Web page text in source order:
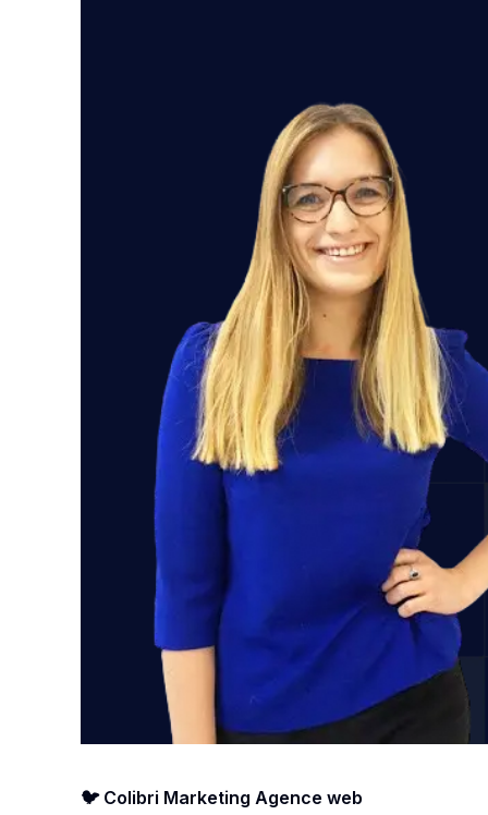
🐦 Colibri Marketing Agence web